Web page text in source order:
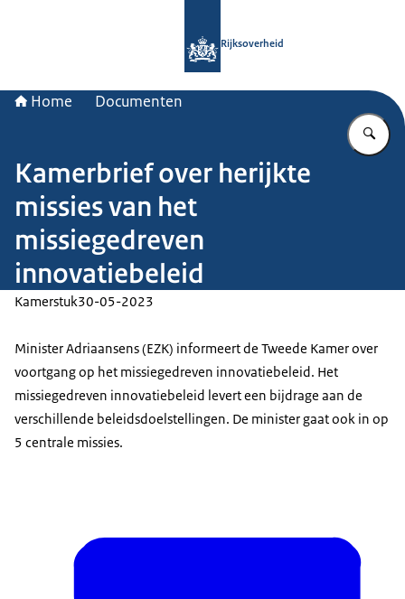
Rijksoverheid
Home Documenten
Kamerbrief over herijkte
missies van het
missiegedreven
innovatiebeleid
Kamerstuk30-05-2023
Minister Adriaansens (EZK) informeert de Tweede Kamer over
voortgang op het missiegedreven innovatiebeleid. Het
missiegedreven innovatiebeleid levert een bijdrage aan de
verschillende beleidsdoelstellingen. De minister gaat ook in op
5 centrale missies.